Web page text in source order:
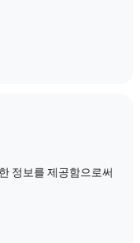
정보를 제공함으로써